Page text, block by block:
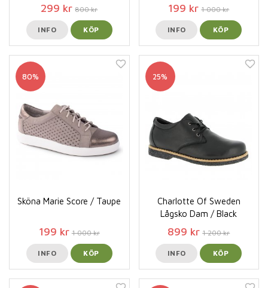
299 kr 800 kr
INFO KÖP
199 kr 1 000 kr
INFO KÖP
80%
Sköna Marie Score / Taupe
199 kr 1 000 kr
INFO KÖP
25%
Charlotte Of Sweden
Lågsko Dam / Black
899 kr 1 200 kr
INFO KÖP